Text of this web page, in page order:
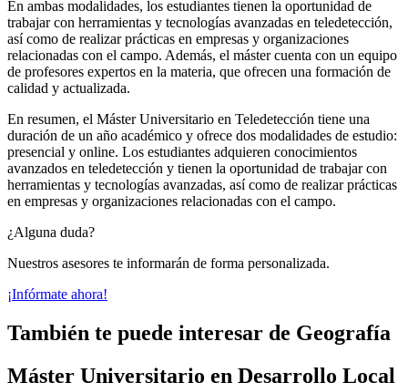
En ambas modalidades, los estudiantes tienen la oportunidad de
trabajar con herramientas y tecnologías avanzadas en teledetección,
así como de realizar prácticas en empresas y organizaciones
relacionadas con el campo. Además, el máster cuenta con un equipo
de profesores expertos en la materia, que ofrecen una formación de
calidad y actualizada.
En resumen, el Máster Universitario en Teledetección tiene una
duración de un año académico y ofrece dos modalidades de estudio:
presencial y online. Los estudiantes adquieren conocimientos
avanzados en teledetección y tienen la oportunidad de trabajar con
herramientas y tecnologías avanzadas, así como de realizar prácticas
en empresas y organizaciones relacionadas con el campo.
¿Alguna duda?
Nuestros asesores te informarán de forma personalizada.
¡Infórmate ahora!
También te puede interesar de Geografía
Máster Universitario en Desarrollo Local